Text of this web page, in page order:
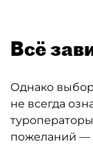
Всё
Однако
не всегда
пожеланий —